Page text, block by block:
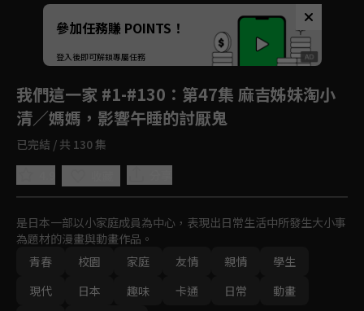
Unmute
如有不便請見諒
參加任務賺 POINTS！
登入後即可解鎖專屬任務
我們這一家 #1-#130 ：第47集 麻吉姊妹淘小
清／媽媽，影響午睡的討厭鬼
已完結 / 共 130 集
是日本一部以小家庭成員為中心，表現出日常生活中所發生大小事
為題材的漫畫與動畫作品。
青春
校園 家庭 友情 親情
學生
現代
日本 趣味 卡通 日常
動畫